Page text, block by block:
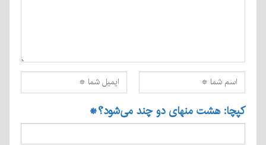
کپچا: هشت منهای دو چند می‌شود؟*